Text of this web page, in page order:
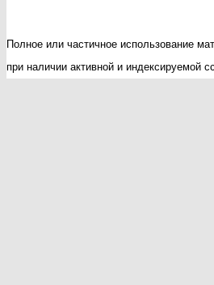
Полное или частичное использование
при наличии активной и индексируемой